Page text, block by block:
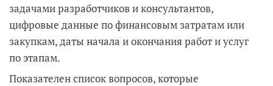
задачами разработчиков и консультантов,
цифровые данные по финансовым затратам или
закупкам, даты начала и окончания работ и услуг
по этапам.
Показателен список вопросов, которые